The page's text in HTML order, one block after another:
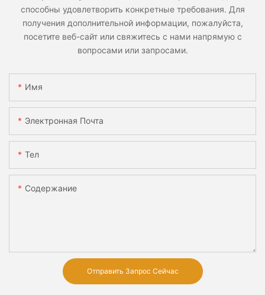
способны удовлетворить конкретные требования. Для
получения дополнительной информации, пожалуйста,
посетите веб-сайт или свяжитесь с нами напрямую с
вопросами или запросами.
Имя
Электронная Почта
Тел
Содержание
Отправить Запрос Сейчас